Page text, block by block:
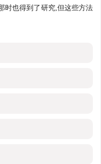
时也得到了研究,但这些方法